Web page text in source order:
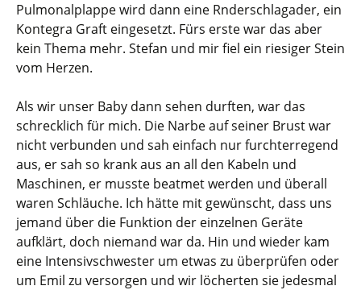
Pulmonalplappe wird dann eine Rnderschlagader, ein
Kontegra Graft eingesetzt. Fürs erste war das aber
kein Thema mehr. Stefan und mir fiel ein riesiger Stein
vom Herzen.
Als wir unser Baby dann sehen durften, war das
schrecklich für mich. Die Narbe auf seiner Brust war
nicht verbunden und sah einfach nur furchterregend
aus, er sah so krank aus an all den Kabeln und
Maschinen, er musste beatmet werden und überall
waren Schläuche. Ich hätte mit gewünscht, dass uns
jemand über die Funktion der einzelnen Geräte
aufklärt, doch niemand war da. Hin und wieder kam
eine Intensivschwester um etwas zu überprüfen oder
um Emil zu versorgen und wir löcherten sie jedesmal